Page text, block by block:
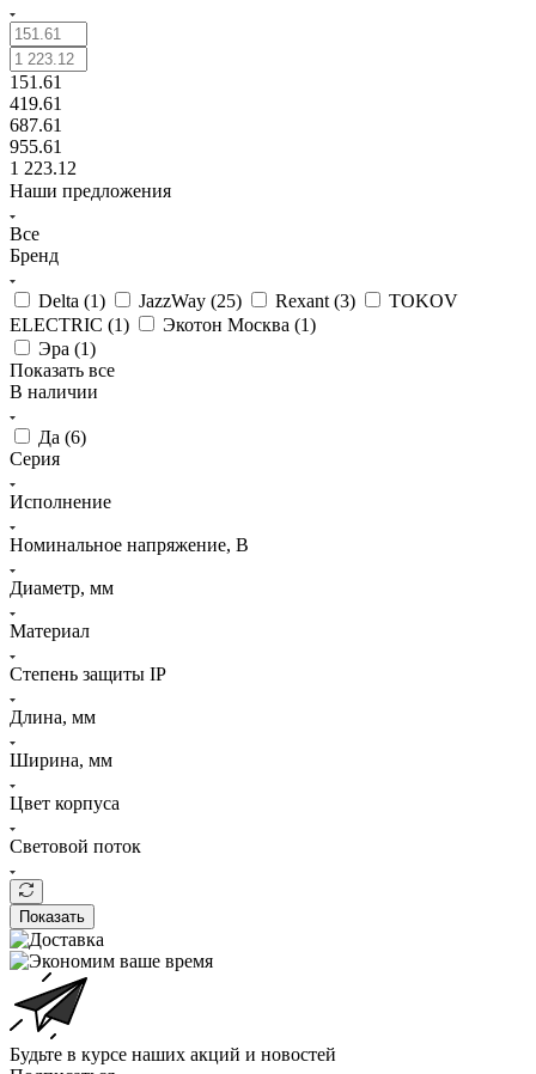
151.61
419.61
687.61
955.61
1 223.12
Наши предложения
Все
Бренд
Delta (1) JazzWay (25) Rexant (3)
TOKOV
ELECTRIC (1) Экотон Москва (1)
Эра (1)
Показать все
В наличии
Да (6)
Серия
Исполнение
Номинальное напряжение, В
Диаметр, мм
Материал
Степень защиты IP
Длина, мм
Ширина, мм
Цвет корпуса
Световой поток
Показать
Будьте в курсе наших акций и новостей